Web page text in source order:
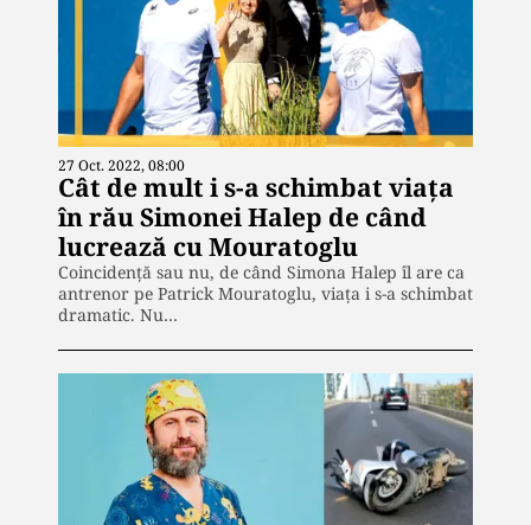
27 Oct. 2022, 08:00
Cât de mult i s-a schimbat viața
în rău Simonei Halep de când
lucrează cu Mouratoglu
Coincidență sau nu, de când Simona Halep îl are ca
antrenor pe Patrick Mouratoglu, viața i s-a schimbat
dramatic. Nu…